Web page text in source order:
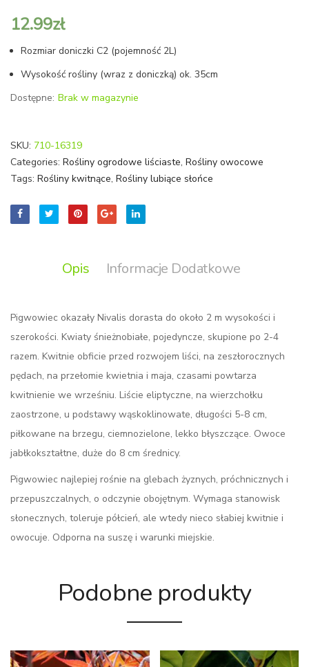
12.99zł
Rozmiar doniczki C2 (pojemność 2L)
Wysokość rośliny (wraz z doniczką) ok. 35cm
Dostępne: Brak w magazynie
SKU: 710-16319
Categories: Rośliny ogrodowe liściaste, Rośliny owocowe
Tags: Rośliny kwitnące, Rośliny lubiące słońce
Opis Informacje Dodatkowe
Pigwowiec okazały Nivalis dorasta do około 2 m wysokości i
szerokości. Kwiaty śnieżnobiałe, pojedyncze, skupione po 2-4
razem. Kwitnie obficie przed rozwojem liści, na zeszłorocznych
pędach, na przełomie kwietnia i maja, czasami powtarza
kwitnienie we wrześniu. Liście eliptyczne, na wierzchołku
zaostrzone, u podstawy wąskoklinowate, długości 5-8 cm,
piłkowane na brzegu, ciemnozielone, lekko błyszczące. Owoce
jabłkokształtne, duże do 8 cm średnicy.
Pigwowiec najlepiej rośnie na glebach żyznych, próchnicznych i
przepuszczalnych, o odczynie obojętnym. Wymaga stanowisk
słonecznych, toleruje półcień, ale wtedy nieco słabiej kwitnie i
owocuje. Odporna na suszę i warunki miejskie.
Podobne produkty